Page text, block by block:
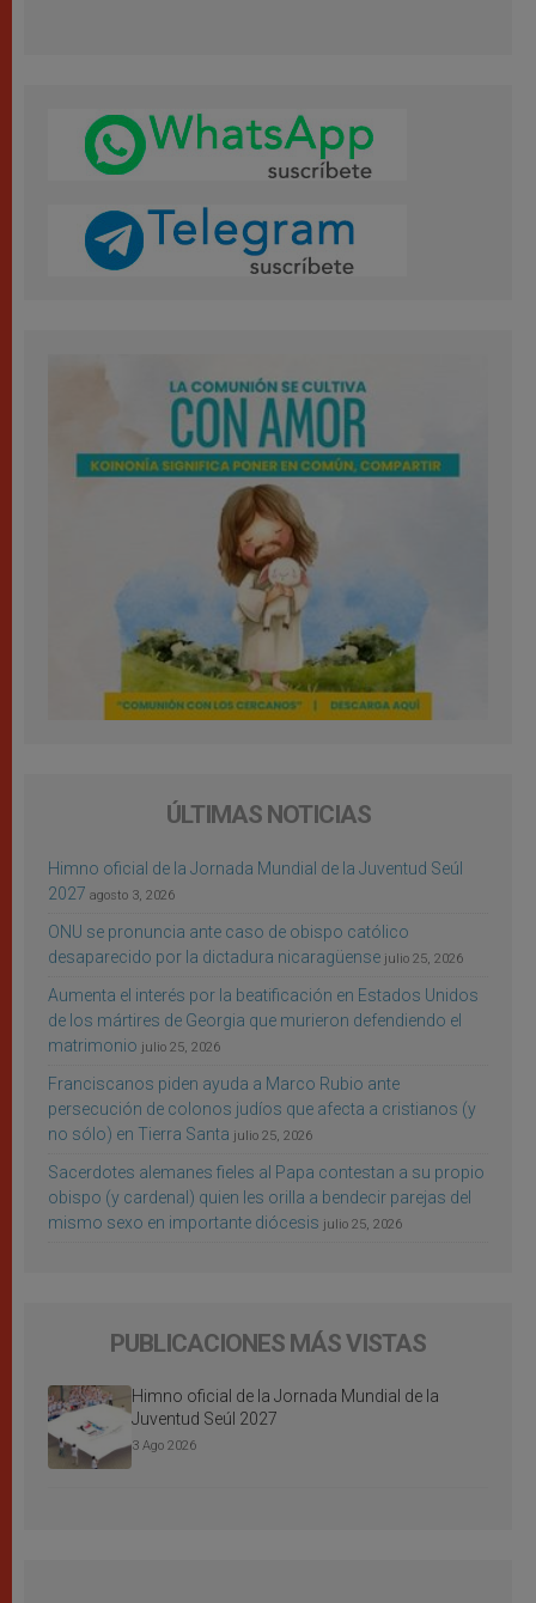
ÚLTIMAS NOTICIAS
Himno oficial de la Jornada Mundial de la Juventud Seúl
2027 agosto 3, 2026
ONU se pronuncia ante caso de obispo católico
desaparecido por la dictadura nicaragüense julio 25, 2026
Aumenta el interés por la beatificación en Estados Unidos
de los mártires de Georgia que murieron defendiendo el
matrimonio julio 25, 2026
Franciscanos piden ayuda a Marco Rubio ante
persecución de colonos judíos que afecta a cristianos (y
no sólo) en Tierra Santa julio 25, 2026
Sacerdotes alemanes fieles al Papa contestan a su propio
obispo (y cardenal) quien les orilla a bendecir parejas del
mismo sexo en importante diócesis julio 25, 2026
PUBLICACIONES MÁS VISTAS
Himno oficial de la Jornada Mundial de la
Juventud Seúl 2027
3 Ago 2026